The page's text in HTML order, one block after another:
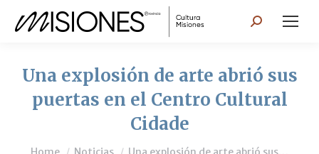
Search:
Una explosión de arte abrió sus
puertas en el Centro Cultural
Cidade
You are here: